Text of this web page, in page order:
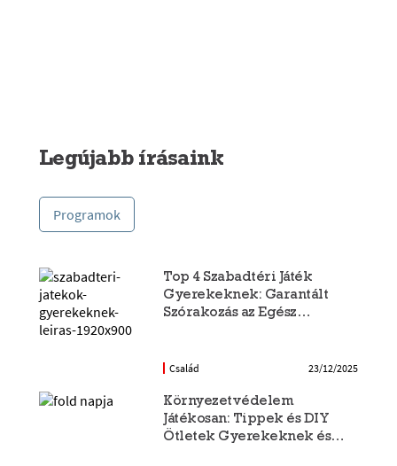
Legújabb írásaink
Programok
Top 4 Szabadtéri Játék
Gyerekeknek: Garantált
Szórakozás az Egész
Család 23/12/2025
Környezetvédelem
Játékosan: Tippek és DIY
Ötletek Gyerekeknek és